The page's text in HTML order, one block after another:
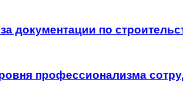
документации по
профессионализма